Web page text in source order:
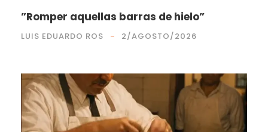
”Romper aquellas barras de hielo”
LUIS EDUARDO ROS 2/AGOSTO/2026